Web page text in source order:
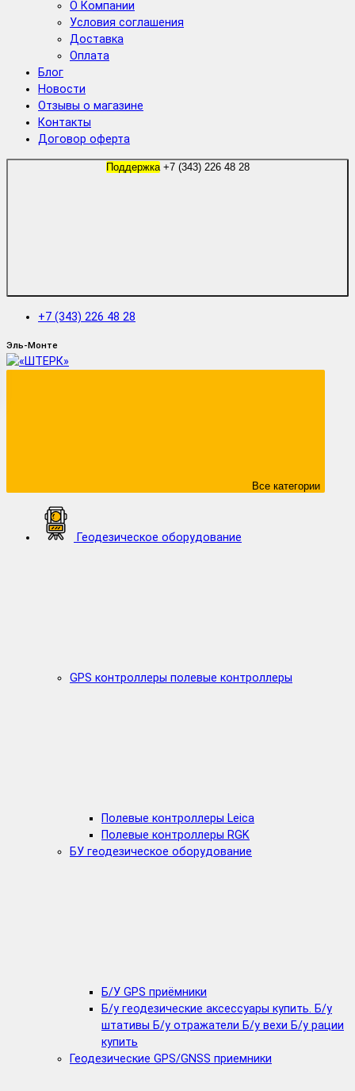
О Компании
Условия соглашения
Доставка
Оплата
Блог
Новости
Отзывы о магазине
Контакты
Договор оферта
Поддержка +7 (343) 226 48 28
+7 (343) 226 48 28
Эль-Монте
Все категории
Геодезическое оборудование
GPS контроллеры полевые контроллеры
Полевые контроллеры Leica
Полевые контроллеры RGK
БУ геодезическое оборудование
Б/У GPS приёмники
Б/у геодезические аксессуары купить. Б/у
штативы Б/у отражатели Б/у вехи Б/у рации
купить
Геодезические GPS/GNSS приемники